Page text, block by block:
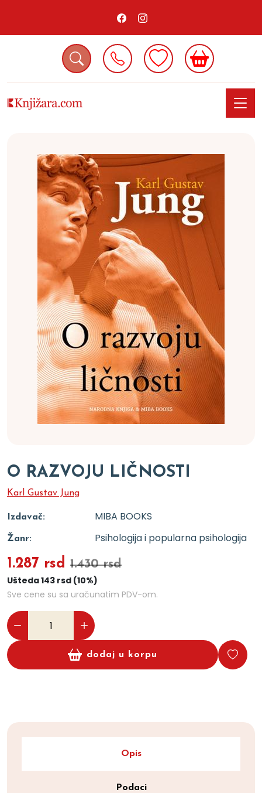
O RAZVOJU LIČNOSTI
Karl Gustav Jung
Izdavač: MIBA BOOKS
Žanr: Psihologija i popularna psihologija
1.287 rsd 1.430 rsd
Ušteda 143 rsd (10%)
Sve cene su sa uračunatim PDV-om.
dodaj u korpu
Opis
Podaci